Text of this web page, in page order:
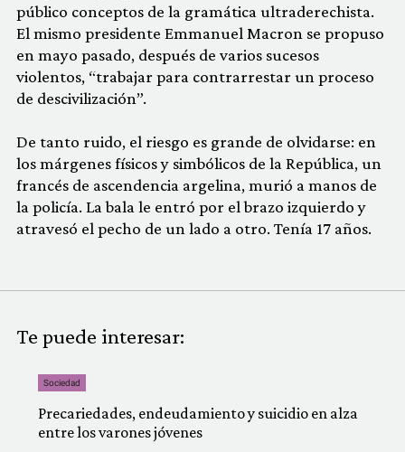
público conceptos de la gramática ultraderechista.
El mismo presidente Emmanuel Macron se propuso
en mayo pasado, después de varios sucesos
violentos, “trabajar para contrarrestar un proceso
de descivilización”.
De tanto ruido, el riesgo es grande de olvidarse: en
los márgenes físicos y simbólicos de la República, un
francés de ascendencia argelina, murió a manos de
la policía. La bala le entró por el brazo izquierdo y
atravesó el pecho de un lado a otro. Tenía 17 años.
Te puede interesar:
Sociedad
Precariedades, endeudamiento y suicidio en alza
entre los varones jóvenes